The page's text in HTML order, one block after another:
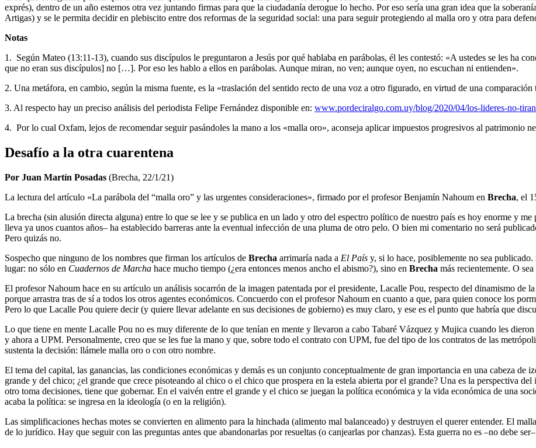
exprés), dentro de un año estemos otra vez juntando firmas para que la ciudadanía derogue lo hecho. Por eso sería una gran idea que la
Artigas) y se le permita decidir en plebiscito entre dos reformas de la seguridad social: una para seguir protegiendo al malla oro y otra para
Notas
1. Según Mateo (13:11-13), cuando sus discípulos le preguntaron a Jesús por qué hablaba en parábolas, él les contestó: «A ustedes se les ha
que no eran sus discípulos] no […]. Por eso les hablo a ellos en parábolas. Aunque miran, no ven; aunque oyen, no escuchan ni entienden».
2. Una metáfora, en cambio, según la misma fuente, es la «traslación del sentido recto de una voz a otro figurado, en virtud de una comparación
3. Al respecto hay un preciso análisis del periodista Felipe Fernández disponible en: www.pordeciralgo.com.uy/blog/2020/04/los-lideres-no-tiran
4. Por lo cual Oxfam, lejos de recomendar seguir pasándoles la mano a los «malla oro», aconseja aplicar impuestos progresivos al patrimonio
Desafío a la otra cuarentena
Por Juan Martín Posadas (Brecha, 22/1/21)
La lectura del artículo «La parábola del “malla oro” y las urgentes consideraciones», firmado por el profesor Benjamín Nahoum en Brecha, el
La brecha (sin alusión directa alguna) entre lo que se lee y se publica en un lado y otro del espectro político de nuestro país es hoy enorme y
lleva ya unos cuantos años– ha establecido barreras ante la eventual infección de una pluma de otro pelo. O bien mi comentario no será
Pero quizás no.
Sospecho que ninguno de los nombres que firman los artículos de Brecha arrimaría nada a El País y, si lo hace, posiblemente no sea
lugar: no sólo en Cuadernos de Marcha hace mucho tiempo (¿era entonces menos ancho el abismo?), sino en Brecha más recientemente. O
El profesor Nahoum hace en su artículo un análisis socarrón de la imagen patentada por el presidente, Lacalle Pou, respecto del dinamismo de
porque arrastra tras de sí a todos los otros agentes económicos. Concuerdo con el profesor Nahoum en cuanto a que, para quien conoce los
Pero lo que Lacalle Pou quiere decir (y quiere llevar adelante en sus decisiones de gobierno) es muy claro, y ese es el punto que habría que
Lo que tiene en mente Lacalle Pou no es muy diferente de lo que tenían en mente y llevaron a cabo Tabaré Vázquez y Mujica cuando les
y ahora a UPM. Personalmente, creo que se les fue la mano y que, sobre todo el contrato con UPM, fue del tipo de los contratos de las
sustenta la decisión: llámele malla oro o con otro nombre.
El tema del capital, las ganancias, las condiciones económicas y demás es un conjunto conceptualmente de gran importancia en una cabeza de
grande y del chico; ¿el grande que crece pisoteando al chico o el chico que prospera en la estela abierta por el grande? Una es la perspectiva
otro toma decisiones, tiene que gobernar. En el vaivén entre el grande y el chico se juegan la política económica y la vida económica de una
acaba la política: se ingresa en la ideología (o en la religión).
Las simplificaciones hechas motes se convierten en alimento para la hinchada (alimento mal balanceado) y destruyen el querer entender. El
de lo jurídico. Hay que seguir con las preguntas antes que abandonarlas por resueltas (o canjearlas por chanzas). Esta guerra no es –no debe